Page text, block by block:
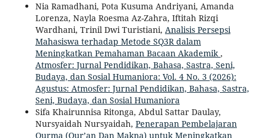
Nia Ramadhani, Pota Kusuma Andriyani, Amanda
Lorenza, Nayla Roesma Az-Zahra, Iftitah Rizqi
Wardhani, Trinil Dwi Turistiani, Analisis Persepsi
Mahasiswa terhadap Metode SQ3R dalam
Meningkatkan Pemahaman Bacaan Akademik,
Atmosfer: Jurnal Pendidikan, Bahasa, Sastra, Seni,
Budaya, dan Sosial Humaniora: Vol. 4 No. 3 (2026):
Agustus: Atmosfer: Jurnal Pendidikan, Bahasa, Sastra,
Seni, Budaya, dan Sosial Humaniora
Sifa Khairunnisa Ritonga, Abdul Sattar Daulay,
Nursyaidah Nursyaidah, Penerapan Pembelajaran
Qurma (Qur’an Dan Makna) untuk Meningkatkan